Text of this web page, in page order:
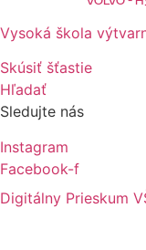
Vysoká škola
Skúsiť šťastie
Hľadať
Sledujte nás
Instagram
Facebook-f
Digitálny Prieskum